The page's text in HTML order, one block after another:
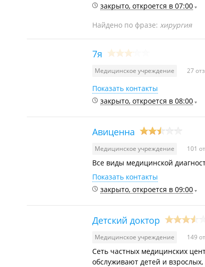
закрыто, откроется в 07:00
Найдено по фразе: хирургия
7я
Медицинское учреждение 27
Показать контакты
закрыто, откроется в 08:00
Авиценна
Медицинское учреждение 101
Все виды медицинской
Показать контакты
закрыто, откроется в 09:00
Детский доктор
Медицинское учреждение 149
Сеть частных медицинских
обслуживают детей и